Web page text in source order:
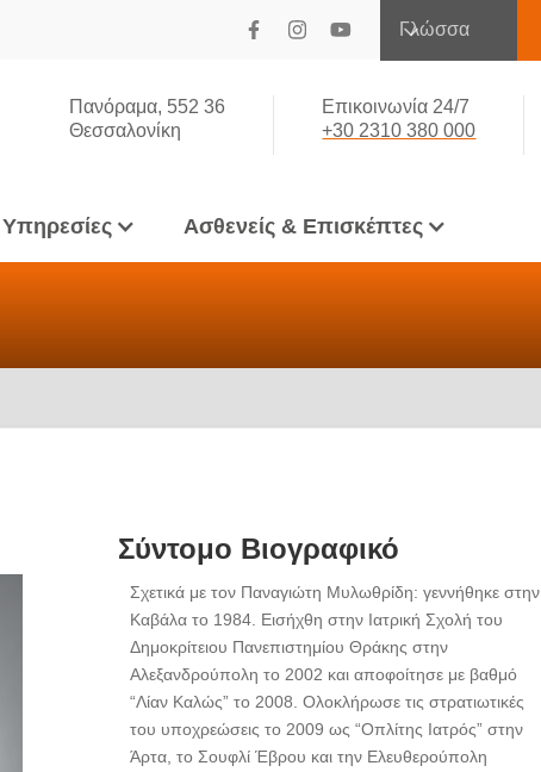
Γλώσσα
Πανόραμα, 552 36
Θεσσαλονίκη
Επικοινωνία 24/7
+30 2310 380 000
Ασθενείς & Επισκέπτες
Σύντομο Βιογραφικό
Σχετικά με τον Παναγιώτη Μυλωθρίδη: γεννήθηκε στην
Καβάλα το 1984. Εισήχθη στην Ιατρική Σχολή του
Δημοκρίτειου Πανεπιστημίου Θράκης στην
Αλεξανδρούπολη το 2002 και αποφοίτησε με βαθμό
“Λίαν Καλώς” το 2008. Ολοκλήρωσε τις στρατιωτικές
του υποχρεώσεις το 2009 ως “Οπλίτης Ιατρός” στην
Άρτα, το Σουφλί Έβρου και την Ελευθερούπολη